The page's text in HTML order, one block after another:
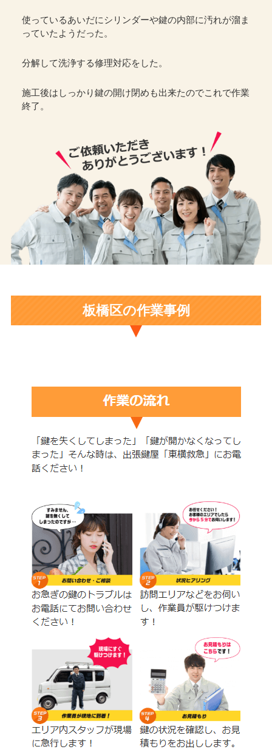
使っているあいだにシリンダーや鍵の内部に汚れが溜ま
っていたようだった。
分解して洗浄する修理対応をした。
施工後はしっかり鍵の開け閉めも出来たのでこれで作業
終了。
板橋区の作業事例